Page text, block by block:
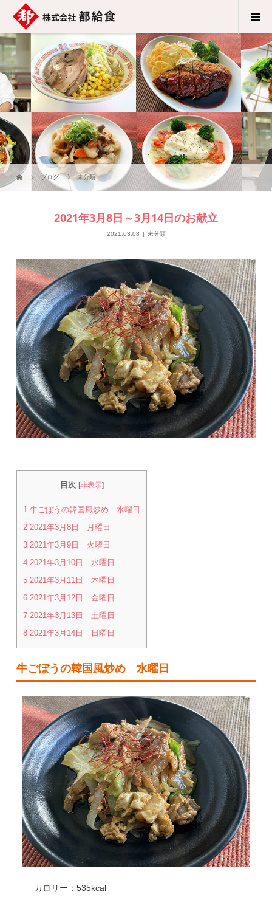
ブログ 未分類
2021年3月8日～3月14日のお献立
2021.03.08 未分類
目次 [非表示]
1 牛ごぼうの韓国風炒め 水曜日
2 2021年3月8日 月曜日
3 2021年3月9日 火曜日
4 2021年3月10日 水曜日
5 2021年3月11日 木曜日
6 2021年3月12日 金曜日
7 2021年3月13日 土曜日
8 2021年3月14日 日曜日
牛ごぼうの韓国風炒め 水曜日
カロリー：535kcal